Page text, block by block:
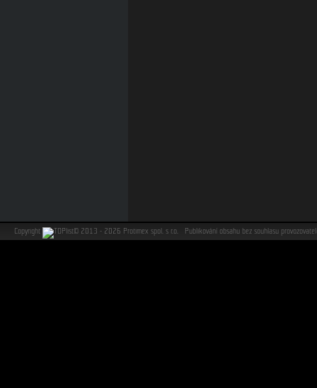
Copyright © 2013 - 2026 Protimex spol. s r.o. Publikování obsahu bez souhlasu